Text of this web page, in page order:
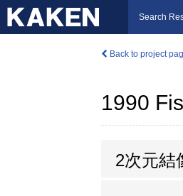
Search
Back to project
1990
2次元結